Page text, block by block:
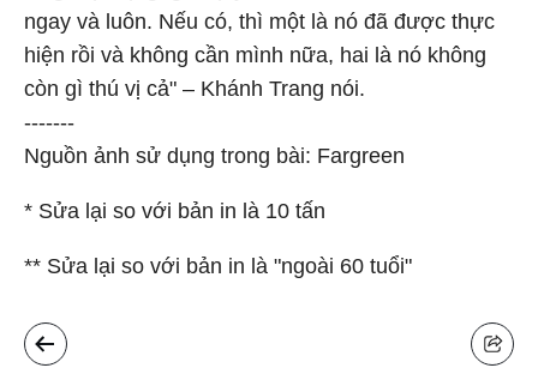
ngay và luôn. Nếu có, thì một là nó đã được thực
hiện rồi và không cần mình nữa, hai là nó không
còn gì thú vị cả" – Khánh Trang nói.
-------
Nguồn ảnh sử dụng trong bài: Fargreen
* Sửa lại so với bản in là 10 tấn
** Sửa lại so với bản in là "ngoài 60 tuổi"